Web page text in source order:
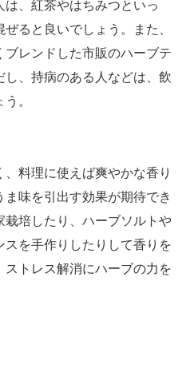
、紅茶やはちみつといっ
ると良いでしょう。また、
レンドした市販のハーブテ
し、持病のある人などは、飲
。
料理に使えば爽やかな香り
味を引出す効果が期待でき
栽培したり、ハーブソルトや
を手作りしたりして香りを
トレス解消にハーブの力を